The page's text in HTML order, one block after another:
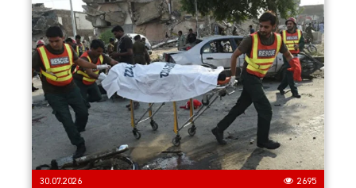
30.07.2026 2695